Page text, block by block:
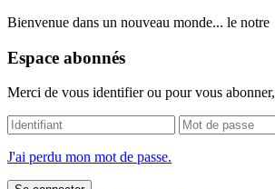
Bienvenue dans un nouveau monde... le notre
Espace abonnés
Merci de vous identifier ou pour vous abonner,
J'ai perdu mon mot de passe.